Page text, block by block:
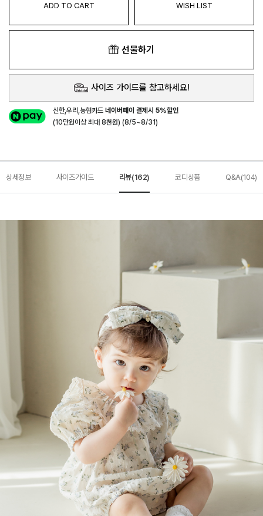
ADD TO CART WISH LIST
선물하기
사이즈 가이드를 참고하세요!
신한,우리,농협카드네이버페이 결제시 5%할인
(10만원이상 최대 8천원) (8/5~8/31)
상세정보 사이즈가이드 리뷰(162) 코디상품 Q&A(104)